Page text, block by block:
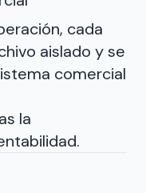
cada
aislado y se
comercial
la